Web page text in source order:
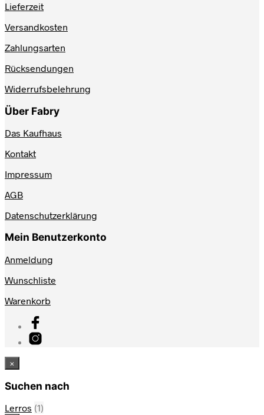
Lieferzeit
Versandkosten
Zahlungsarten
Rücksendungen
Widerrufsbelehrung
Über Fabry
Das Kaufhaus
Kontakt
Impressum
AGB
Datenschutzerklärung
Mein Benutzerkonto
Anmeldung
Wunschliste
Warenkorb
×
Suchen nach
Lerros (1)